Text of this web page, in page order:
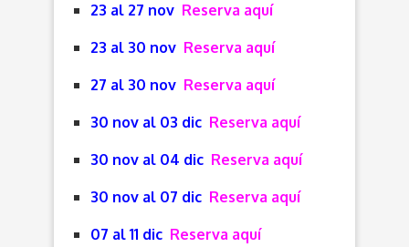
23 al 27 nov Reserva aquí
23 al 30 nov Reserva aquí
27 al 30 nov Reserva aquí
30 nov al 03 dic Reserva aquí
30 nov al 04 dic Reserva aquí
30 nov al 07 dic Reserva aquí
07 al 11 dic Reserva aquí